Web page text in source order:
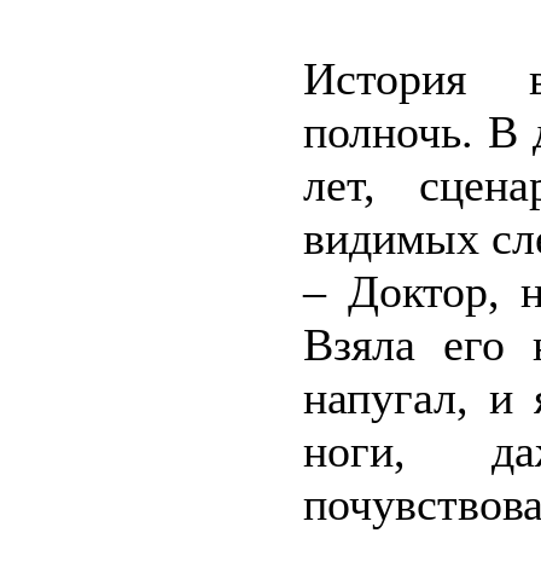
История
полночь. В
лет,
видимых
– Доктор,
Взяла его
напугал, и
ноги,